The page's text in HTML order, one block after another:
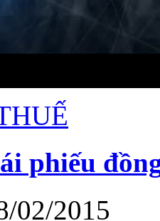
phiếu
02/2015